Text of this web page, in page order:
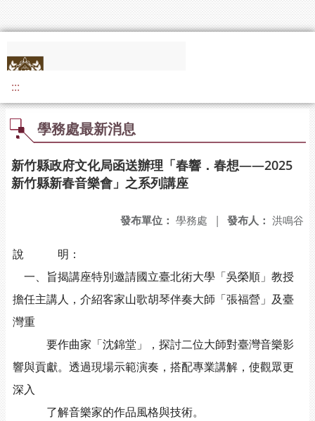
:::
學務處最新消息
新竹縣政府文化局函送辦理「春響．春想——2025
新竹縣新春音樂會」之系列講座
發布人： 洪鳴谷
發布單位： 學務處 |
說 明：
一、旨揭講座特別邀請國立臺北術大學「吳榮順」教授
擔任主講人，介紹客家山歌胡琴伴奏大師「張福營」及臺
灣重
要作曲家「沈錦堂」，探討二位大師對臺灣音樂影
響與貢獻。透過現場示範演奏，搭配專業講解，使觀眾更
深入
了解音樂家的作品風格與技術。